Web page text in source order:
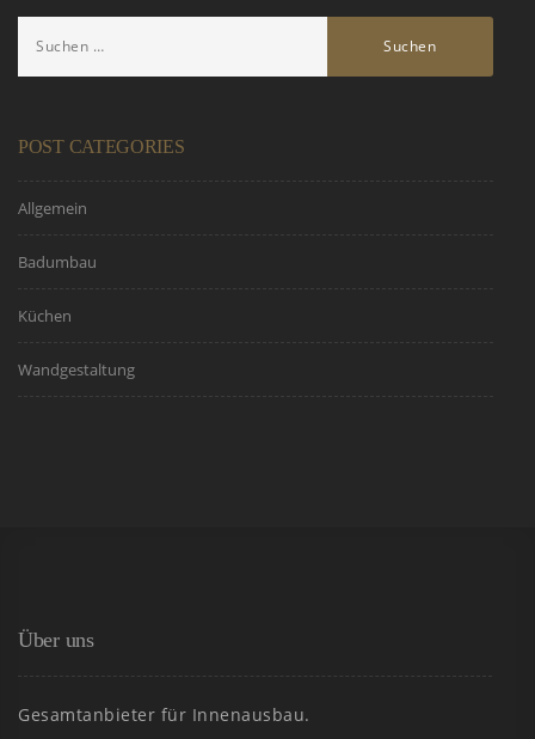
POST CATEGORIES
Allgemein
Badumbau
Küchen
Wandgestaltung
Über uns
Gesamtanbieter für Innenausbau.